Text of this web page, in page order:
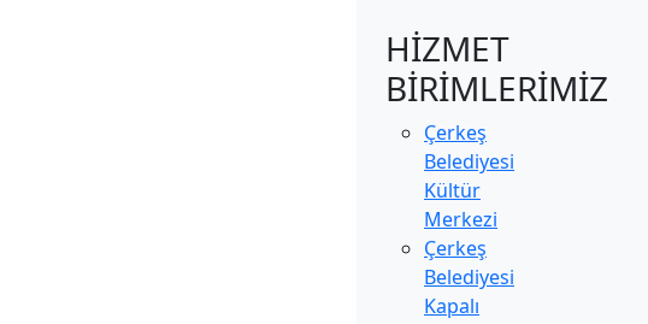
HİZMET
BİRİMLERİMİZ
Çerkeş
Belediyesi
Kültür
Merkezi
Çerkeş
Belediyesi
Kapalı